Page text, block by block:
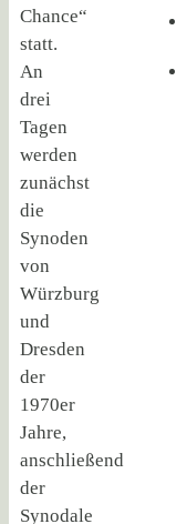
Chance“
statt.
An
drei
Tagen
werden
zunächst
die
Synoden
von
Würzburg
und
Dresden
der
1970er
Jahre,
anschließend
der
Synodale